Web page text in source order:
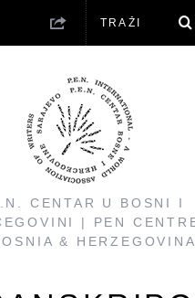
CENTAR U BOSNI I
| PEN
& HERZEGOVINA